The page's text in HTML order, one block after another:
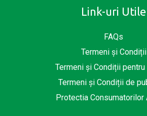
Link-uri Utile
FAQs
Termeni și Condiții
Termeni și Condiții
Termeni și Condiții de
Protectia Consumatorilor